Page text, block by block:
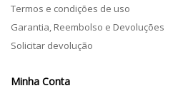
Termos e condições de uso
Garantia, Reembolso e Devoluções
Solicitar devolução
Minha Conta